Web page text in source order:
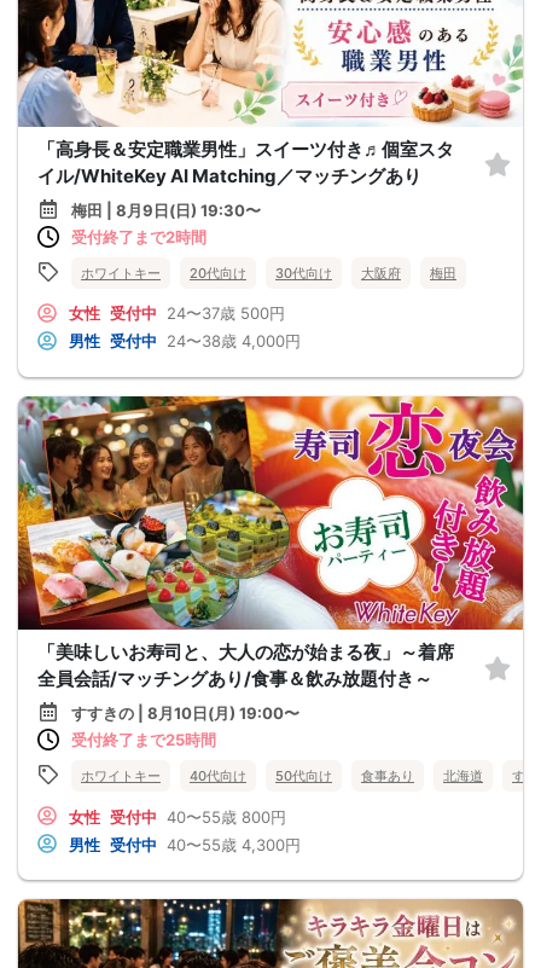
「高身長＆安定職業男性」スイーツ付き♬個室スタ
イル/WhiteKey AI Matching／マッチングあり
梅田 | 8月9日(日) 19:30〜
受付終了まで2時間
ホワイトキー 20代向け 30代向け 大阪府 梅田
女性 受付中 24〜37歳 500円
男性 受付中 24〜38歳 4,000円
「美味しいお寿司と、大人の恋が始まる夜」～着席
全員会話/マッチングあり/食事＆飲み放題付き～
すすきの | 8月10日(月) 19:00〜
受付終了まで25時間
ホワイトキー 40代向け 50代向け 食事あり 北海道 す
女性 受付中 40〜55歳 800円
男性 受付中 40〜55歳 4,300円